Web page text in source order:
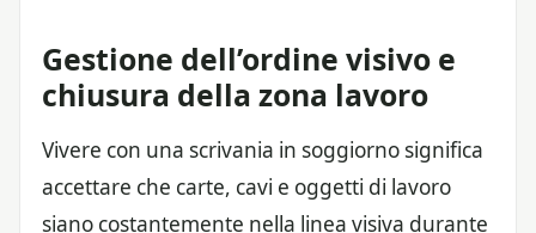
Gestione dell’ordine visivo e
chiusura della zona lavoro
Vivere con una scrivania in soggiorno significa
accettare che carte, cavi e oggetti di lavoro
siano costantemente nella linea visiva durante